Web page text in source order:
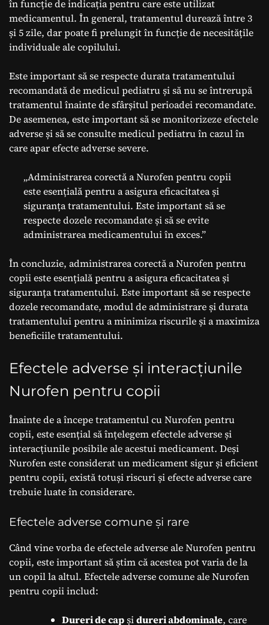
în funcție de indicația pentru care este utilizat
medicamentul. În general, tratamentul durează între 3
și 5 zile, dar poate fi prelungit în funcție de necesitățile
individuale ale copilului.
Este important să se respecte durata tratamentului
recomandată de medicul pediatru și să nu se întrerupă
tratamentul înainte de sfârșitul perioadei recomandate.
De asemenea, este important să se monitorizeze efectele
adverse și să se consulte medicul pediatru în cazul în
care apar efecte adverse severe.
„Administrarea corectă a Nurofen pentru copii
este esențială pentru a asigura eficacitatea și
siguranța tratamentului. Este important să se
respecte dozele recomandate și să se evite
administrarea medicamentului în exces.”
În concluzie, administrarea corectă a Nurofen pentru
copii este esențială pentru a asigura eficacitatea și
siguranța tratamentului. Este important să se respecte
dozele recomandate, modul de administrare și durata
tratamentului pentru a minimiza riscurile și a maximiza
beneficiile tratamentului.
Efectele adverse și interacțiunile
Nurofen pentru copii
Înainte de a începe tratamentul cu Nurofen pentru
copii, este esențial să înțelegem efectele adverse și
interacțiunile posibile ale acestui medicament. Deși
Nurofen este considerat un medicament sigur și eficient
pentru copii, există totuși riscuri și efecte adverse care
trebuie luate în considerare.
Efectele adverse comune și rare
Când vine vorba de efectele adverse ale Nurofen pentru
copii, este important să știm că acestea pot varia de la
un copil la altul. Efectele adverse comune ale Nurofen
pentru copii includ:
Dureri de capșidureri abdominale, care